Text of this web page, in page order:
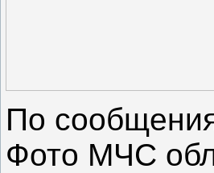
По
Фото МЧС